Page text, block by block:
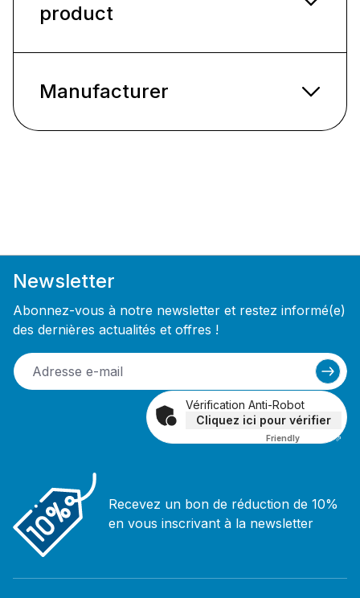
product
Manufacturer
Newsletter
Abonnez-vous à notre newsletter et restez informé(e)
des dernières actualités et offres !
Vérification Anti-Robot
Cliquez ici pour vérifier
Friendly Captcha ⇗
Recevez un bon de réduction de 10%
en vous inscrivant à la newsletter